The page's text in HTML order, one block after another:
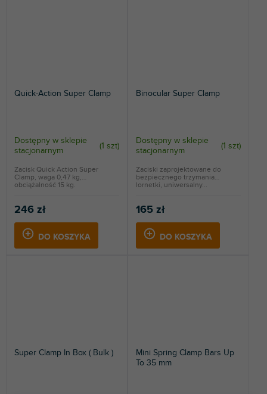
Quick-Action Super Clamp
Dostępny w sklepie
stacjonarnym
(1 szt)
246 zł
DO KOSZYKA
Zacisk Quick Action Super
Clamp, waga 0,47 kg,
obciążalność 15 kg.
Binocular Super Clamp
Dostępny w sklepie
stacjonarnym
(1 szt)
165 zł
DO KOSZYKA
Zaciski zaprojektowane do
bezpiecznego trzymania
lornetki, uniwersalny...
Super Clamp In Box ( Bulk )
Mini Spring Clamp Bars Up
To 35 mm